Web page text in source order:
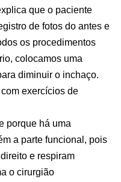
que o paciente
de fotos do antes e
os procedimentos
colocamos uma
diminuir o inchaço.
exercícios de
porque há uma
a parte funcional, pois
e respiram
o cirurgião